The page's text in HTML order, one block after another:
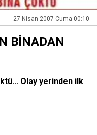
27 Nisan 2007 Cuma 00:10
BİNADAN
Olay yerinden ilk